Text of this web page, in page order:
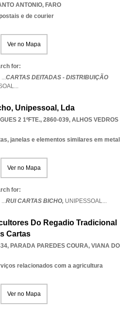
ANTONIO, FARO
e de courier
Ver no Mapa
for:
CARTAS DEITADAS - DISTRIBUIÇÃO
...
Unipessoal, Lda
2 1ºFTE., 2860-039, ALHOS VEDROS
janelas e elementos similares em metal
Ver no Mapa
for:
RUI CARTAS BICHO, UNIPESSOAL...
Do Regadio Tradicional
Cartas
, PARADA PAREDES COURA, VIANA DO
relacionados com a agricultura
Ver no Mapa